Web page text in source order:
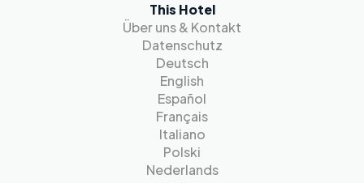
This Hotel
Über uns & Kontakt
Datenschutz
Deutsch
English
Español
Français
Italiano
Polski
Nederlands